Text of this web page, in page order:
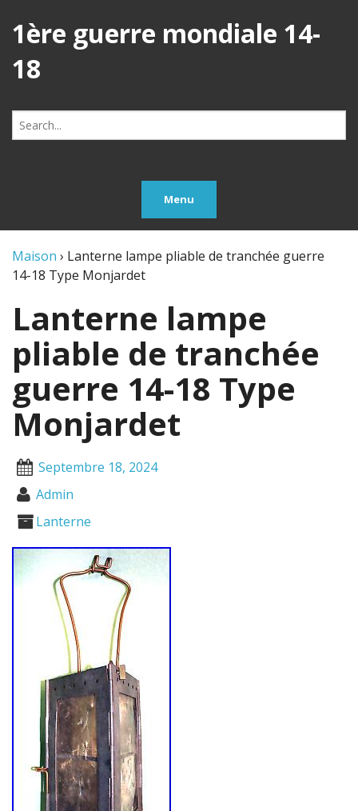
1ère guerre mondiale 14-
18
Search
for:
Menu
Maison › Lanterne lampe pliable de tranchée guerre
14-18 Type Monjardet
Lanterne lampe
pliable de tranchée
guerre 14-18 Type
Monjardet
Septembre 18, 2024
Admin
Lanterne